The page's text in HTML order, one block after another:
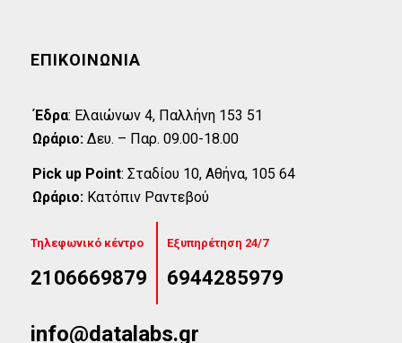
ΕΠΙΚΟΙΝΩΝΊΑ
Έδρα: Eλαιώνων 4, Παλλήνη 153 51
Ωράριο: Δευ. – Παρ. 09.00-18.00
Pick up Point: Σταδίου 10, Αθήνα, 105 64
Ωράριο: Κατόπιν Ραντεβού
Τηλεφωνικό κέντρο
2106669879
Εξυπηρέτηση 24/7
6944285979
info@datalabs.gr